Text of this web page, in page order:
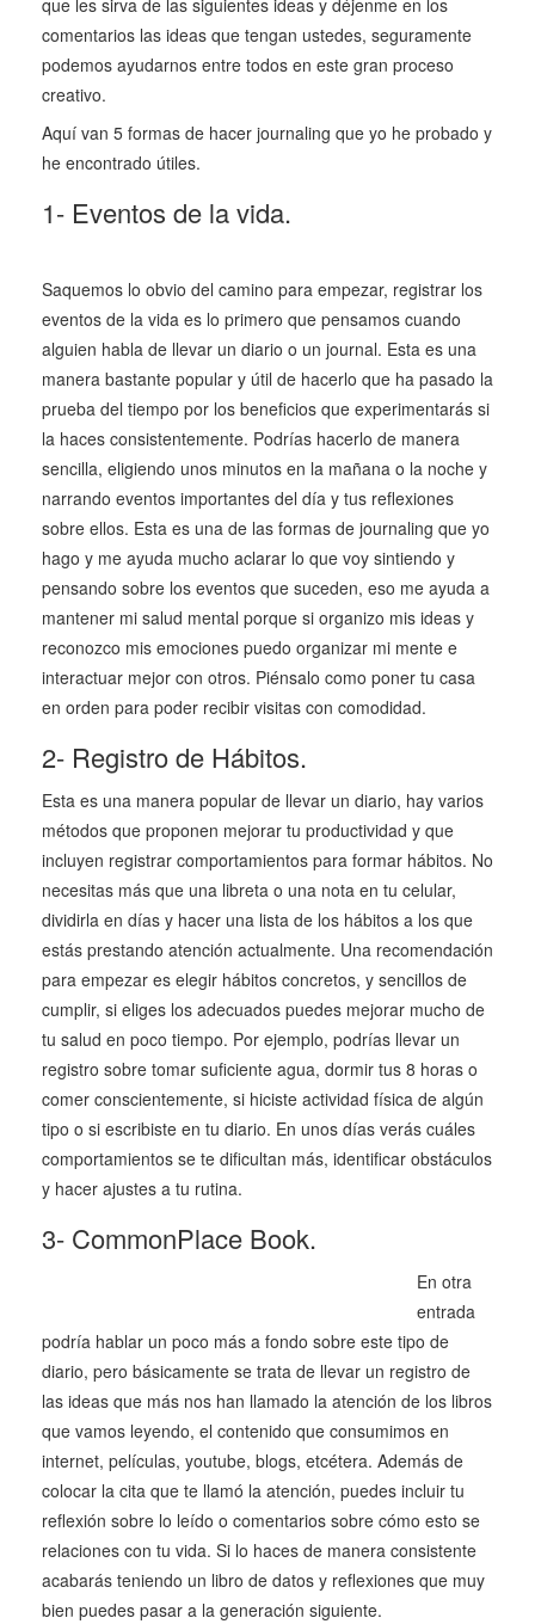
que les sirva de las siguientes ideas y déjenme en los
comentarios las ideas que tengan ustedes, seguramente
podemos ayudarnos entre todos en este gran proceso
creativo.
Aquí van 5 formas de hacer journaling que yo he probado y
he encontrado útiles.
1- Eventos de la vida.
Saquemos lo obvio del camino para empezar, registrar los
eventos de la vida es lo primero que pensamos cuando
alguien habla de llevar un diario o un journal. Esta es una
manera bastante popular y útil de hacerlo que ha pasado la
prueba del tiempo por los beneficios que experimentarás si
la haces consistentemente. Podrías hacerlo de manera
sencilla, eligiendo unos minutos en la mañana o la noche y
narrando eventos importantes del día y tus reflexiones
sobre ellos. Esta es una de las formas de journaling que yo
hago y me ayuda mucho aclarar lo que voy sintiendo y
pensando sobre los eventos que suceden, eso me ayuda a
mantener mi salud mental porque si organizo mis ideas y
reconozco mis emociones puedo organizar mi mente e
interactuar mejor con otros. Piénsalo como poner tu casa
en orden para poder recibir visitas con comodidad.
2- Registro de Hábitos.
Esta es una manera popular de llevar un diario, hay varios
métodos que proponen mejorar tu productividad y que
incluyen registrar comportamientos para formar hábitos. No
necesitas más que una libreta o una nota en tu celular,
dividirla en días y hacer una lista de los hábitos a los que
estás prestando atención actualmente. Una recomendación
para empezar es elegir hábitos concretos, y sencillos de
cumplir, si eliges los adecuados puedes mejorar mucho de
tu salud en poco tiempo. Por ejemplo, podrías llevar un
registro sobre tomar suficiente agua, dormir tus 8 horas o
comer conscientemente, si hiciste actividad física de algún
tipo o si escribiste en tu diario. En unos días verás cuáles
comportamientos se te dificultan más, identificar obstáculos
y hacer ajustes a tu rutina.
3- CommonPlace Book.
En otra
entrada
podría hablar un poco más a fondo sobre este tipo de
diario, pero básicamente se trata de llevar un registro de
las ideas que más nos han llamado la atención de los libros
que vamos leyendo, el contenido que consumimos en
internet, películas, youtube, blogs, etcétera. Además de
colocar la cita que te llamó la atención, puedes incluir tu
reflexión sobre lo leído o comentarios sobre cómo esto se
relaciones con tu vida. Si lo haces de manera consistente
acabarás teniendo un libro de datos y reflexiones que muy
bien puedes pasar a la generación siguiente.